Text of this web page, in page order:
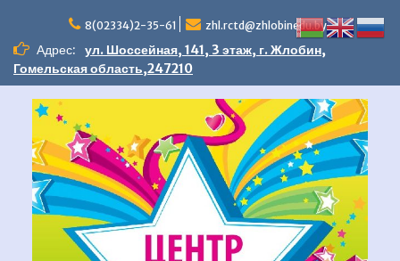
содержимому
8(02334)2-35-61 zhl.rctd@zhlobinedu.by
Адрес:
ул. Шоссейная, 141, 3 этаж, г. Жлобин,
Гомельская область,247210